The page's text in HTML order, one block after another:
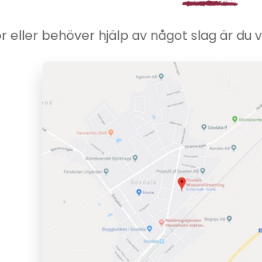
eller behöver hjälp av något slag är